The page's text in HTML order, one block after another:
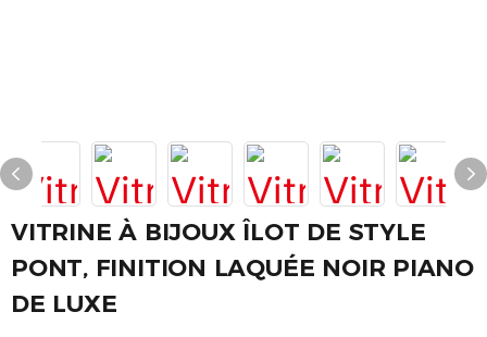
VITRINE À BIJOUX ÎLOT DE STYLE
PONT, FINITION LAQUÉE NOIR PIANO
DE LUXE